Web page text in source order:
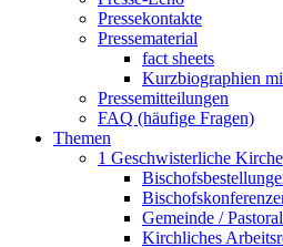
Pressekontakte
Pressematerial
fact sheets
Kurzbiographien
Pressemitteilungen
FAQ (häufige Fragen)
Themen
1 Geschwisterliche Kirche
Gemeinde /
Kirchliches